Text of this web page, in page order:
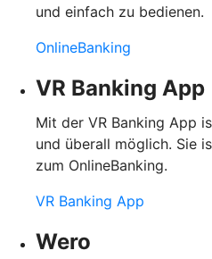
und einfach zu bedienen.
OnlineBanking
VR Banking App
Mit der VR Banking App
und überall möglich. Sie
zum OnlineBanking.
VR Banking App
Wero